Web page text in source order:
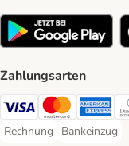
Zahlungsarten
Visa Payment Method
MastercardAmerican
Rechnung
Rechnung Payment
Bankeinzug
Bankeinzug